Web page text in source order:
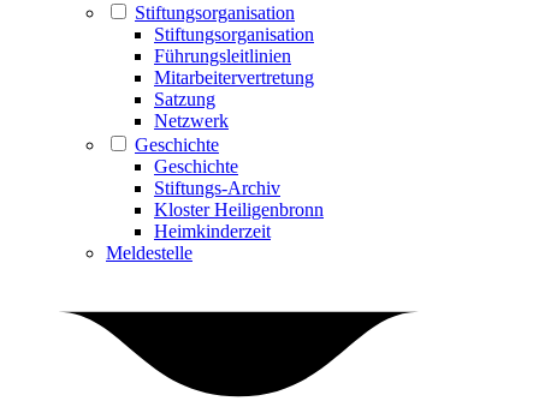
Stiftungsorganisation
Stiftungsorganisation
Führungsleitlinien
Mitarbeitervertretung
Satzung
Netzwerk
Geschichte
Geschichte
Stiftungs-Archiv
Kloster Heiligenbronn
Heimkinderzeit
Meldestelle